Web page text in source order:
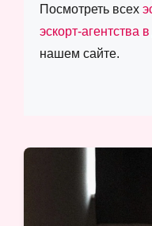
Посмотреть всех
эскорт-агентства
нашем сайте.